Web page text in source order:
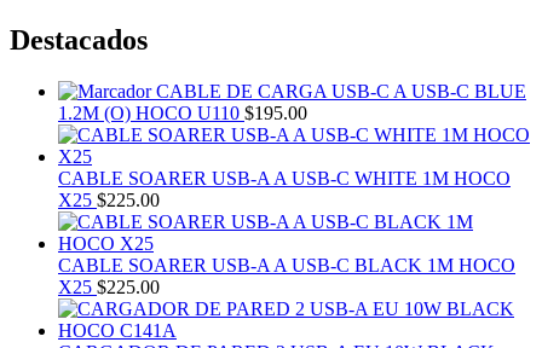
Destacados
CABLE DE CARGA USB-C A USB-C BLUE
1.2M (O) HOCO U110 $195.00
CABLE SOARER USB-A A USB-C WHITE 1M HOCO
X25 $225.00
CABLE SOARER USB-A A USB-C BLACK 1M HOCO
X25 $225.00